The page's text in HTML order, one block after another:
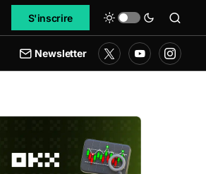
S'inscrire
Newsletter